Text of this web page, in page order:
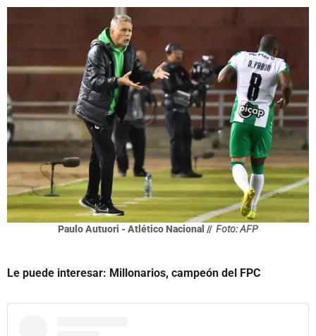
Paulo Autuori - Atlético Nacional // Foto: AFP
Le puede interesar: Millonarios, campeón del FPC